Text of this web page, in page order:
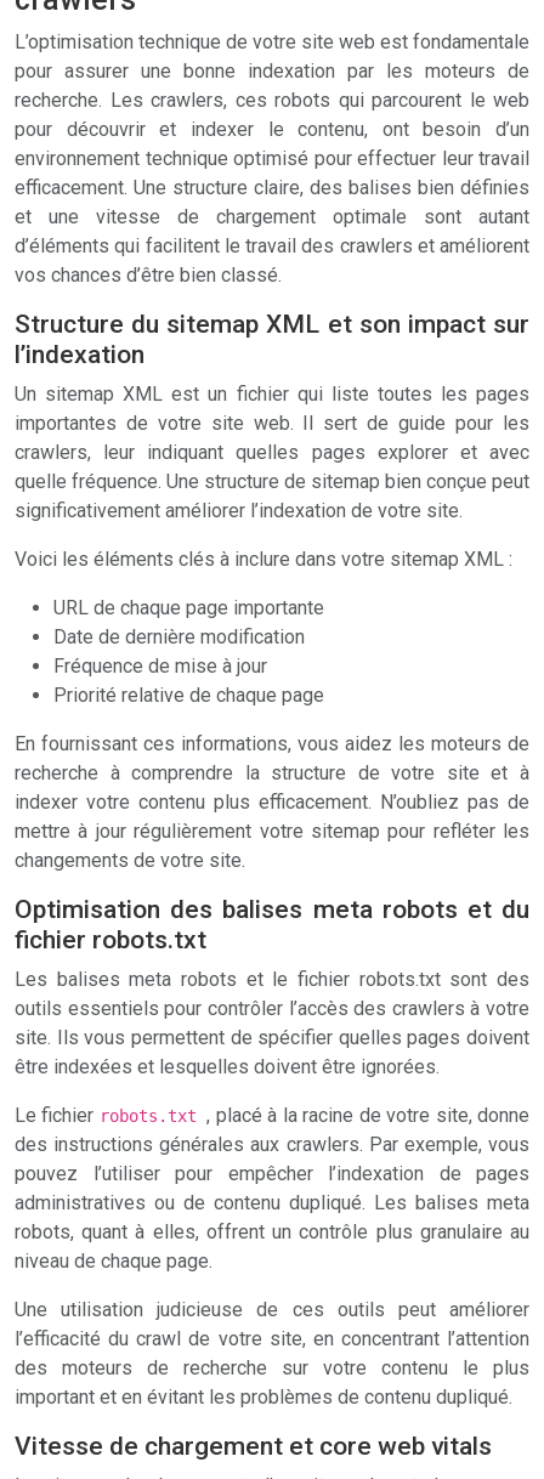
L’optimisation technique de votre site web est fondamentale
pour assurer une bonne indexation par les moteurs de
recherche. Les crawlers, ces robots qui parcourent le web
pour découvrir et indexer le contenu, ont besoin d’un
environnement technique optimisé pour effectuer leur travail
efficacement. Une structure claire, des balises bien définies
et une vitesse de chargement optimale sont autant
d’éléments qui facilitent le travail des crawlers et améliorent
vos chances d’être bien classé.
Structure du sitemap XML et son impact sur
l’indexation
Un sitemap XML est un fichier qui liste toutes les pages
importantes de votre site web. Il sert de guide pour les
crawlers, leur indiquant quelles pages explorer et avec
quelle fréquence. Une structure de sitemap bien conçue peut
significativement améliorer l’indexation de votre site.
Voici les éléments clés à inclure dans votre sitemap XML :
URL de chaque page importante
Date de dernière modification
Fréquence de mise à jour
Priorité relative de chaque page
En fournissant ces informations, vous aidez les moteurs de
recherche à comprendre la structure de votre site et à
indexer votre contenu plus efficacement. N’oubliez pas de
mettre à jour régulièrement votre sitemap pour refléter les
changements de votre site.
Optimisation des balises meta robots et du
fichier robots.txt
Les balises meta robots et le fichier robots.txt sont des
outils essentiels pour contrôler l’accès des crawlers à votre
site. Ils vous permettent de spécifier quelles pages doivent
être indexées et lesquelles doivent être ignorées.
Le fichier robots.txt, placé à la racine de votre site, donne
des instructions générales aux crawlers. Par exemple, vous
pouvez l’utiliser pour empêcher l’indexation de pages
administratives ou de contenu dupliqué. Les balises meta
robots, quant à elles, offrent un contrôle plus granulaire au
niveau de chaque page.
Une utilisation judicieuse de ces outils peut améliorer
l’efficacité du crawl de votre site, en concentrant l’attention
des moteurs de recherche sur votre contenu le plus
important et en évitant les problèmes de contenu dupliqué.
Vitesse de chargement et core web vitals